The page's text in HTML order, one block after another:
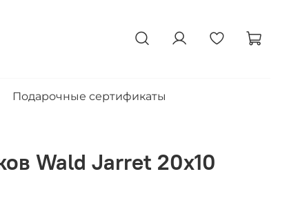
Подарочные сертификаты
Wald Jarret 20x10